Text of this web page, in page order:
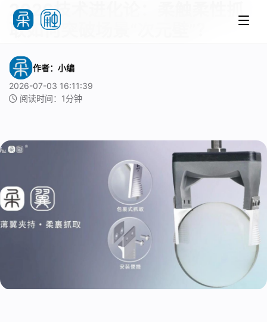
2026技术进化论：柔触柔性抓
取如何突破场景“次元壁”？
作者：小编
2026-07-03 16:11:39
阅读时间：1分钟